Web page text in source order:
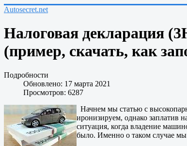
Autosecret.net
Налоговая декларация
(пример, скачать, как
Подробности
Обновлено: 17 марта 2021
Просмотров: 6287
Начнем мы статью с
иронизируем, однако заплатив
ситуация, когда владение
было. Именно о таком случае